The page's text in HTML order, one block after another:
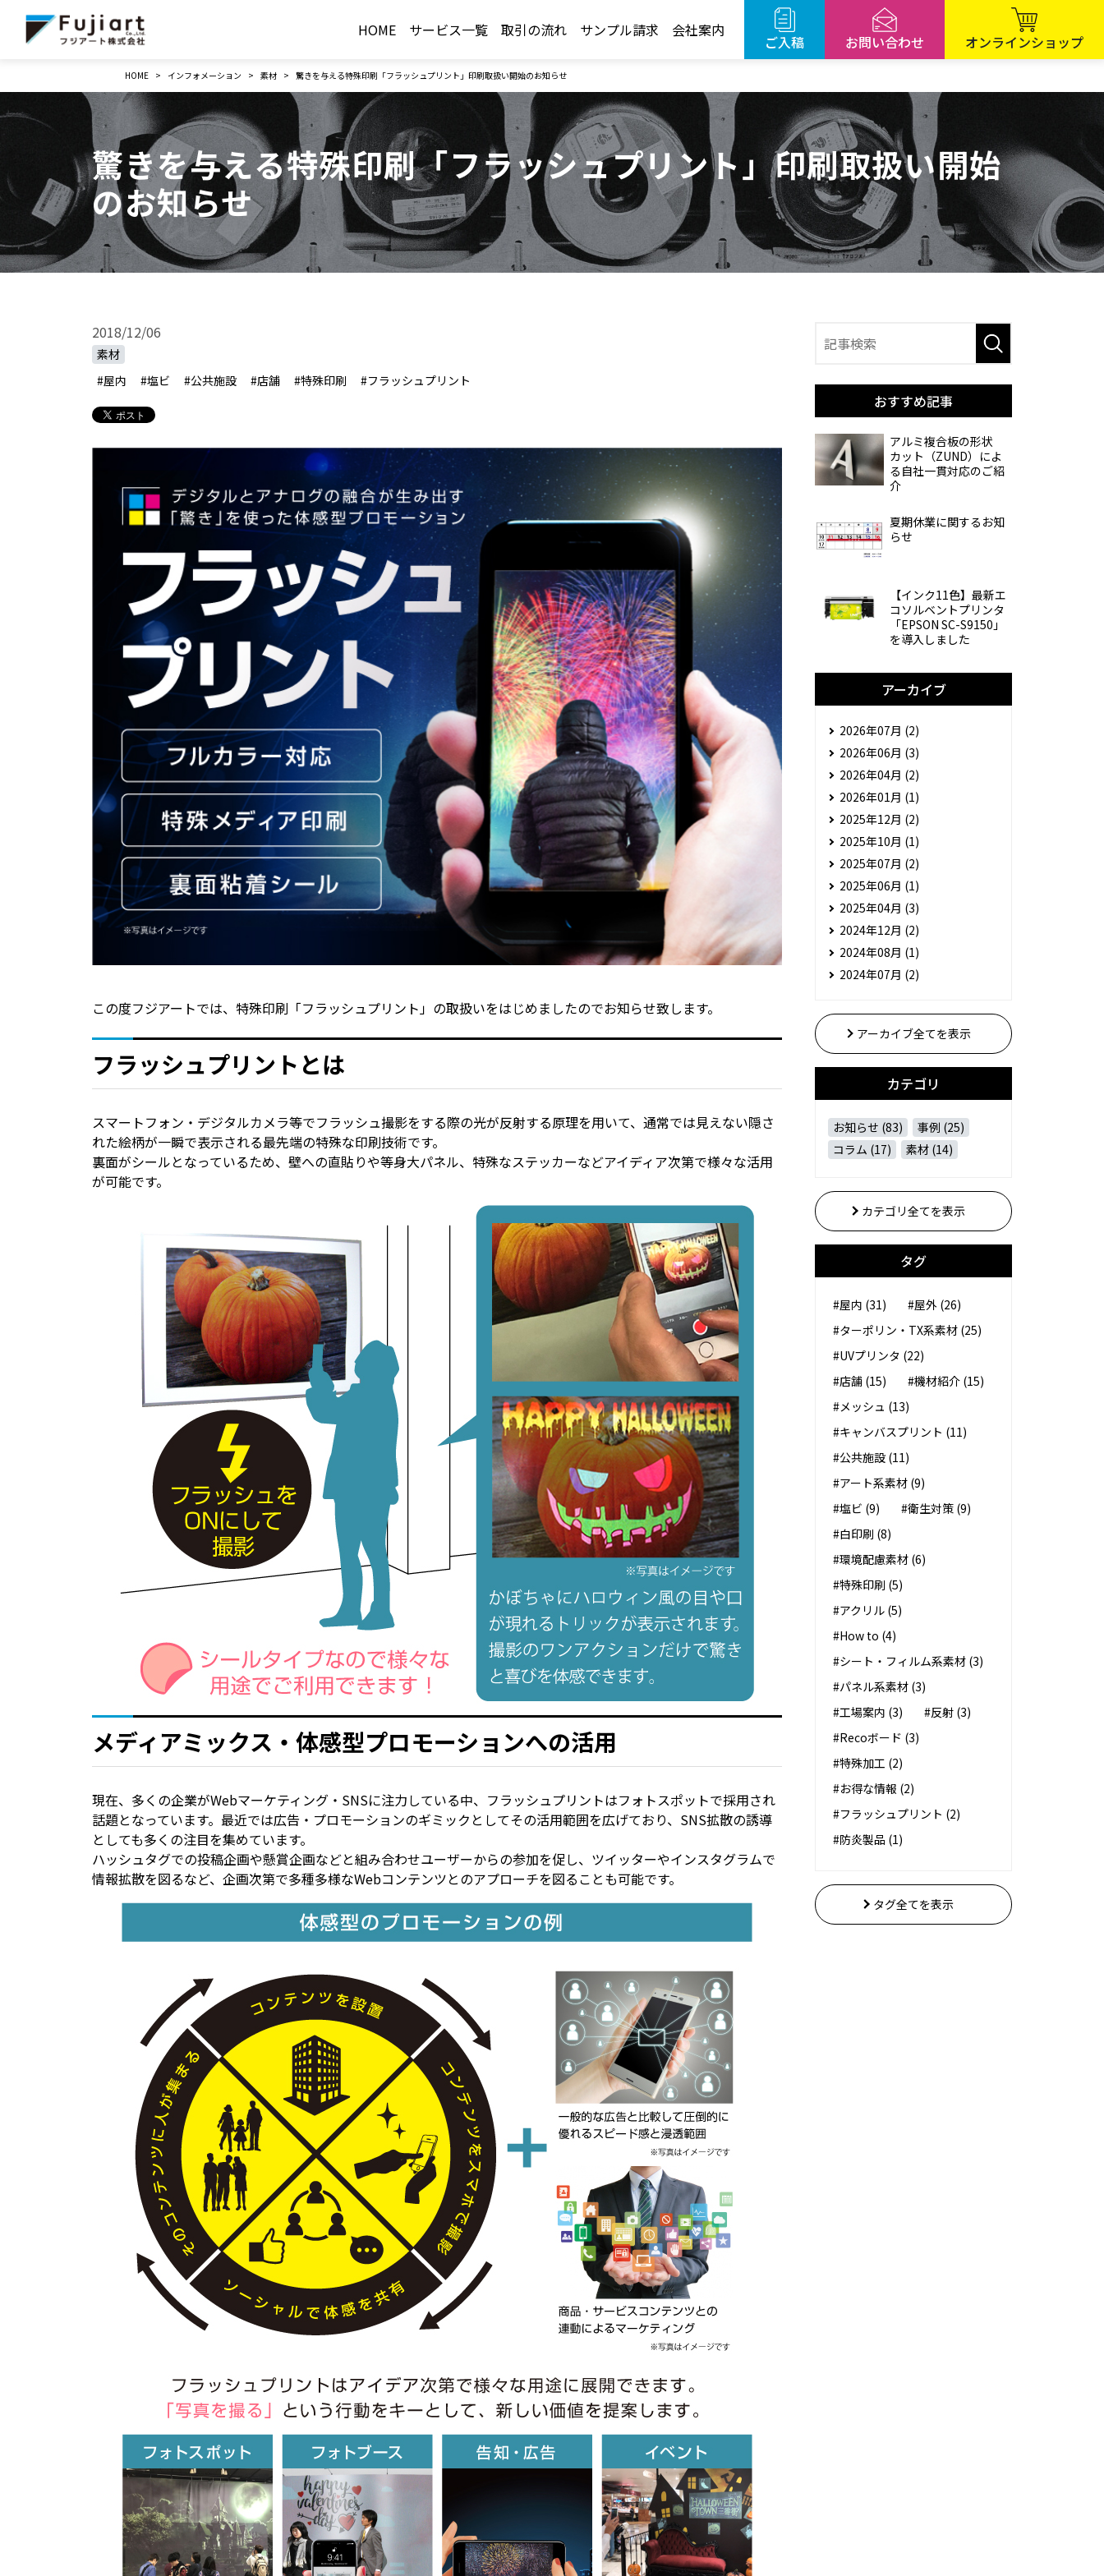
HOME サービス一覧 取引の流れ サンプル請求 会社案内
ご入稿 お問い合わせ オンラインショップ
HOME インフォメーション 素材 驚きを与える特殊印刷「フラッシュプリント」印刷取扱い開始のお知らせ
驚きを与える特殊印刷「フラッシュプリント」印刷取扱い開始
のお知らせ
2018/12/06
素材
#屋内
#塩ビ #公共施設 #店舗 #特殊印刷 #フラッシュプリント
この度フジアートでは、特殊印刷「フラッシュプリント」の取扱いをはじめましたのでお知らせ致します。
フラッシュプリントとは
スマートフォン・デジタルカメラ等でフラッシュ撮影をする際の光が反射する原理を用いて、通常では見えない隠さ
れた絵柄が一瞬で表示される最先端の特殊な印刷技術です。
裏面がシールとなっているため、壁への直貼りや等身大パネル、特殊なステッカーなどアイディア次第で様々な活用
が可能です。
メディアミックス・体感型プロモーションへの活用
現在、多くの企業がWebマーケティング・SNSに注力している中、フラッシュプリントはフォトスポットで採用され
話題となっています。最近では広告・プロモーションのギミックとしてその活用範囲を広げており、SNS拡散の誘導
としても多くの注目を集めています。
ハッシュタグでの投稿企画や懸賞企画などと組み合わせユーザーからの参加を促し、ツイッターやインスタグラムで
情報拡散を図るなど、企画次第で多種多様なWebコンテンツとのアプローチを図ることも可能です。
おすすめ記事
アルミ複合板の形状
カット（ZUND）によ
る自社一貫対応のご紹
介
夏期休業に関するお知
らせ
【インク11色】最新エ
コソルベントプリンタ
「EPSON SC-S9150」
を導入しました
アーカイブ
2026年07月 (2)
2026年06月 (3)
2026年04月 (2)
2026年01月 (1)
2025年12月 (2)
2025年10月 (1)
2025年07月 (2)
2025年06月 (1)
2025年04月 (3)
2024年12月 (2)
2024年08月 (1)
2024年07月 (2)
アーカイブ全てを表示
カテゴリ
お知らせ (83)
事例 (25)
コラム (17)
素材 (14)
カテゴリ全てを表示
タグ
#屋内 (31)
#屋外 (26)
#ターポリン・TX系素材 (25)
#UVプリンタ (22)
#店舗 (15)
#機材紹介 (15)
#メッシュ (13)
#キャンバスプリント (11)
#公共施設 (11)
#アート系素材 (9)
#塩ビ (9)
#衛生対策 (9)
#白印刷 (8)
#環境配慮素材 (6)
#特殊印刷 (5)
#アクリル (5)
#How to (4)
#シート・フィルム系素材 (3)
#パネル系素材 (3)
#工場案内 (3)
#反射 (3)
#Recoボード (3)
#特殊加工 (2)
#お得な情報 (2)
#フラッシュプリント (2)
#防炎製品 (1)
タグ全てを表示